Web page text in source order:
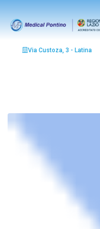
Via Custoza, 3 - Latina